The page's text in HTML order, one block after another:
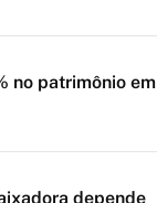
no patrimônio em
depende